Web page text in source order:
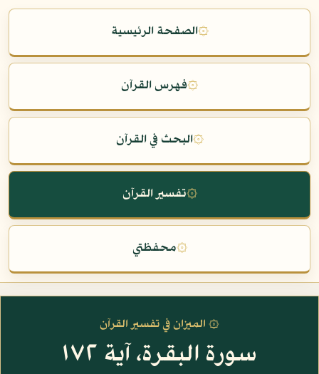
۞الصفحة الرئيسية
۞فهرس القرآن
۞البحث في القرآن
۞تفسير القرآن
۞محفظتي
۞ الميزان في تفسير القرآن
سورة البقرة، آية ١٧٢